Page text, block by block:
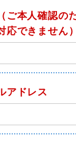
（ご本人確認の
応できません）
アドレス